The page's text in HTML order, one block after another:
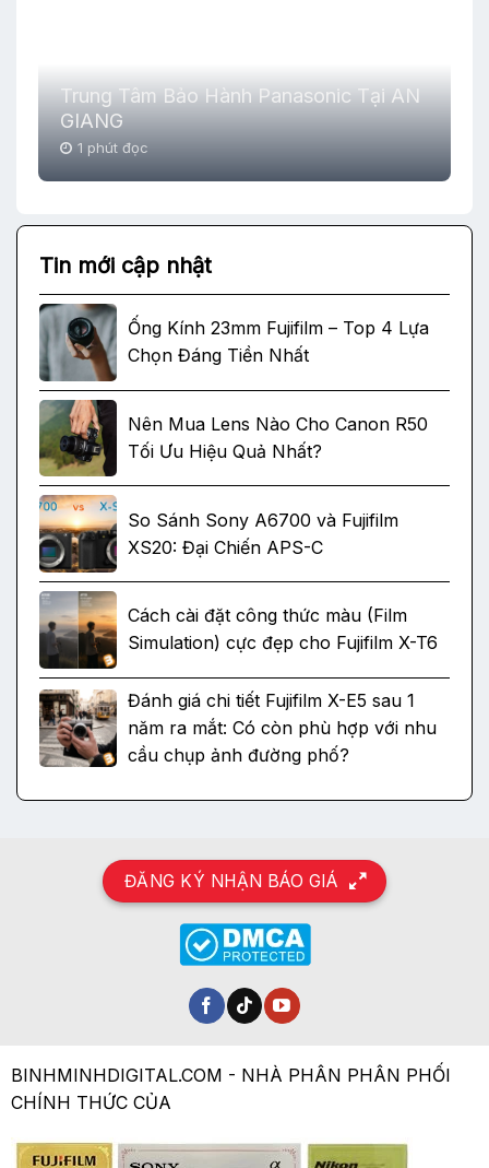
Trung Tâm Bảo Hành Panasonic Tại AN
GIANG
1 phút đọc
Tin mới cập nhật
Ống Kính 23mm Fujifilm – Top 4 Lựa
Chọn Đáng Tiền Nhất
Nên Mua Lens Nào Cho Canon R50
Tối Ưu Hiệu Quả Nhất?
So Sánh Sony A6700 và Fujifilm
XS20: Đại Chiến APS-C
Cách cài đặt công thức màu (Film
Simulation) cực đẹp cho Fujifilm X-T6
Đánh giá chi tiết Fujifilm X-E5 sau 1
năm ra mắt: Có còn phù hợp với nhu
cầu chụp ảnh đường phố?
ĐĂNG KÝ NHẬN BÁO GIÁ
BINHMINHDIGITAL.COM - NHÀ PHÂN PHÂN PHỐI
CHÍNH THỨC CỦA